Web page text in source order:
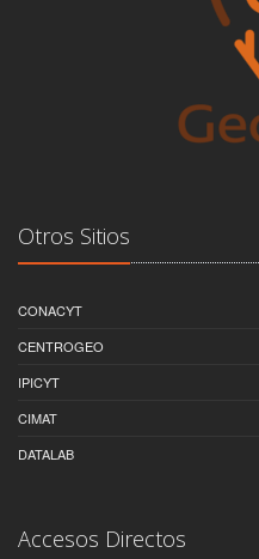
Otros Sitios
CONACYT
CENTROGEO
IPICYT
CIMAT
DATALAB
Accesos Directos